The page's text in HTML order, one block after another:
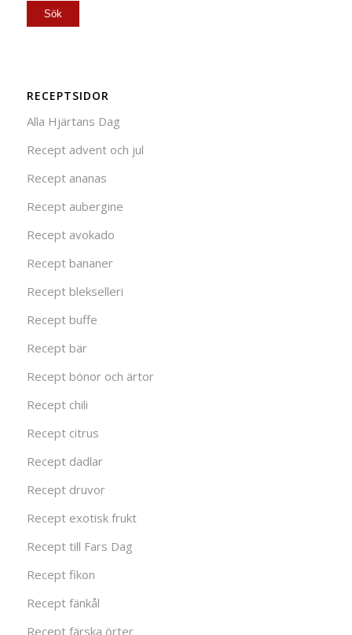
RECEPTSIDOR
Alla Hjärtans Dag
Recept advent och jul
Recept ananas
Recept aubergine
Recept avokado
Recept bananer
Recept blekselleri
Recept buffe
Recept bär
Recept bönor och ärtor
Recept chili
Recept citrus
Recept dadlar
Recept druvor
Recept exotisk frukt
Recept till Fars Dag
Recept fikon
Recept fänkål
Recept färska örter